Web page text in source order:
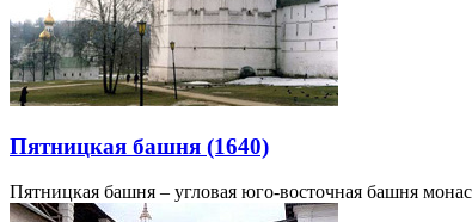
Пятницкая башня (1640)
Пятницкая башня – угловая юго-восточная башня